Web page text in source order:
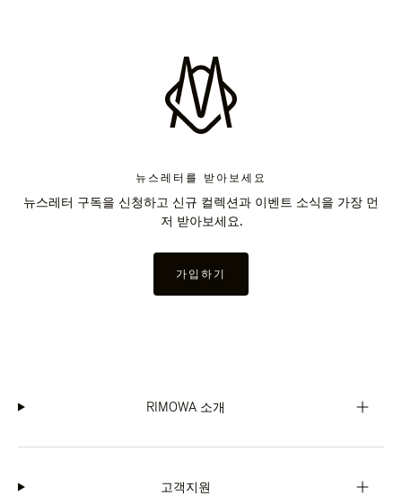
뉴스레터를 받아보세요
뉴스레터 구독을 신청하고 신규 컬렉션과 이벤트 소식을 가장 먼
저 받아보세요.
가입하기
RIMOWA 소개
고객지원